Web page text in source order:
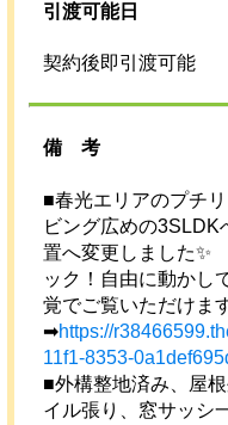
引渡可能日
契約後即引渡可能
備考
■春光エリアのプチ
ビング広めの
置へ変更しました✨
ック！自由に動かし
覚でご覧いただけま
➡https://
11f1-8353-
■外構整地済み、屋
イル張り、窓サッシ